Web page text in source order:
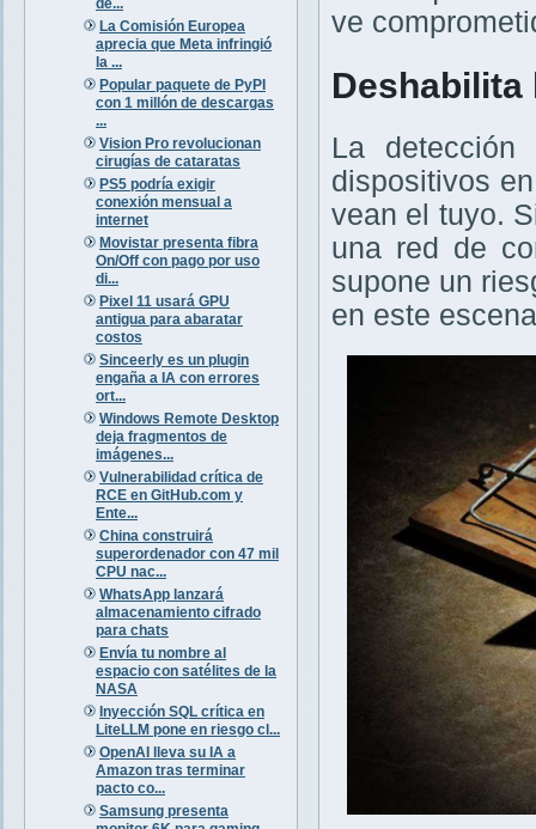
La Comisión Europea
aprecia que Meta infringió
la ...
Popular paquete de PyPI
con 1 millón de descargas
...
Vision Pro revolucionan
cirugías de cataratas
PS5 podría exigir
conexión mensual a
internet
Movistar presenta fibra
On/Off con pago por uso
di...
Pixel 11 usará GPU
antigua para abaratar
costos
Sinceerly es un plugin
engaña a IA con errores
ort...
Windows Remote Desktop
deja fragmentos de
imágenes...
Vulnerabilidad crítica de
RCE en GitHub.com y
Ente...
China construirá
superordenador con 47 mil
CPU nac...
WhatsApp lanzará
almacenamiento cifrado
para chats
Envía tu nombre al
espacio con satélites de la
NASA
Inyección SQL crítica en
LiteLLM pone en riesgo cl...
OpenAI lleva su IA a
Amazon tras terminar
pacto co...
Samsung presenta
ve
Deshabilita
La
dispositivos
vean el tuyo.
una red de
supone un
en este